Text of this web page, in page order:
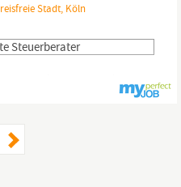
Stadt, Köln
Steuerberater
ohne ein starkes Team
Erfurt und Brüssel
den Kulissen. Unser Team